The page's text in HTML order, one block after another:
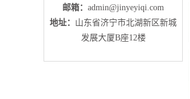
邮箱： admin@jinyeyiqi.com
地址： 山东省济宁市北湖新区新城
发展大厦B座12楼